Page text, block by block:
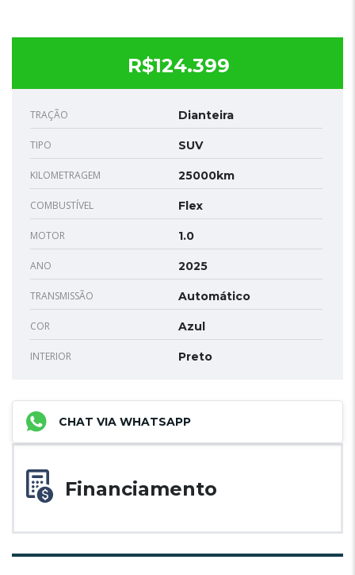
R$124.399
TRAÇÃO Dianteira
TIPO SUV
KILOMETRAGEM 25000km
COMBUSTÍVEL Flex
MOTOR 1.0
ANO 2025
TRANSMISSÃO Automático
COR Azul
INTERIOR Preto
CHAT VIA WHATSAPP
Financiamento